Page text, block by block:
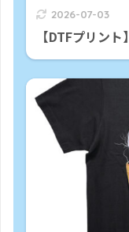
2026-07-03
【DTFプリン